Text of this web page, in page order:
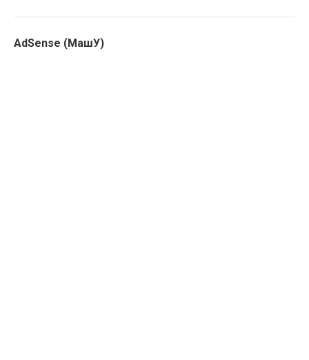
AdSense (МашУ)